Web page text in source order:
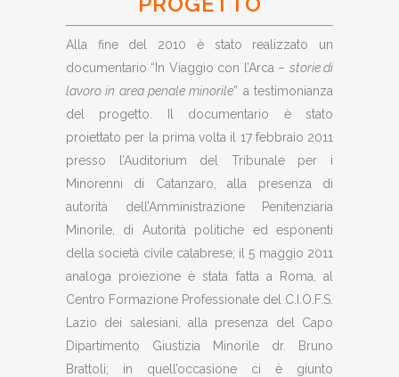
Alla fine del 2010 è stato realizzato un
documentario “In Viaggio con l’Arca – storie di
lavoro in area penale minorile” a testimonianza
del progetto. Il documentario è stato
proiettato per la prima volta il 17 febbraio 2011
presso l’Auditorium del Tribunale per i
Minorenni di Catanzaro, alla presenza di
autorità dell’Amministrazione Penitenziaria
Minorile, di Autorità politiche ed esponenti
della società civile calabrese; il 5 maggio 2011
analoga proiezione è stata fatta a Roma, al
Centro Formazione Professionale del C.I.O.F.S.
Lazio dei salesiani, alla presenza del Capo
Dipartimento Giustizia Minorile dr. Bruno
Brattoli; in quell’occasione ci è giunto